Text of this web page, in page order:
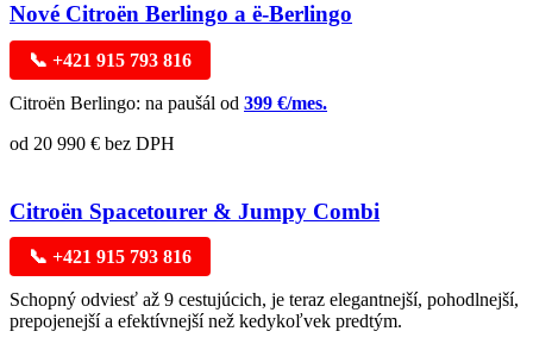
Nové Citroën Berlingo a ë-Berlingo
📞 +421 915 793 816
Citroën Berlingo: na paušál od 399 €/mes.
od 20 990 € bez DPH
Citroën Spacetourer & Jumpy Combi
📞 +421 915 793 816
Schopný odviesť až 9 cestujúcich, je teraz elegantnejší, pohodlnejší,
prepojenejší a efektívnejší než kedykoľvek predtým.